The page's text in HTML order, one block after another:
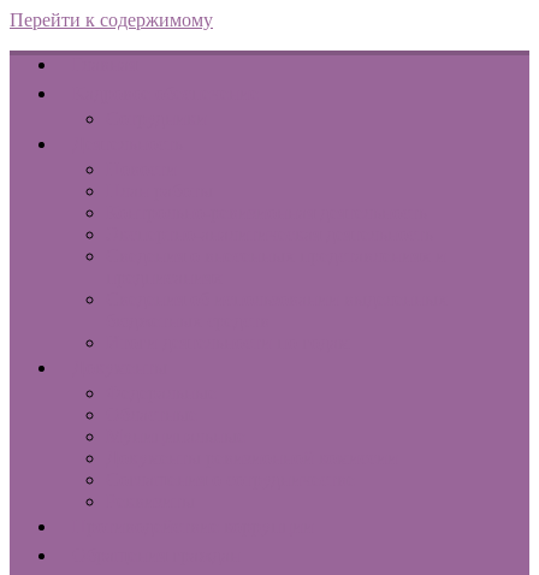
Перейти к содержимому